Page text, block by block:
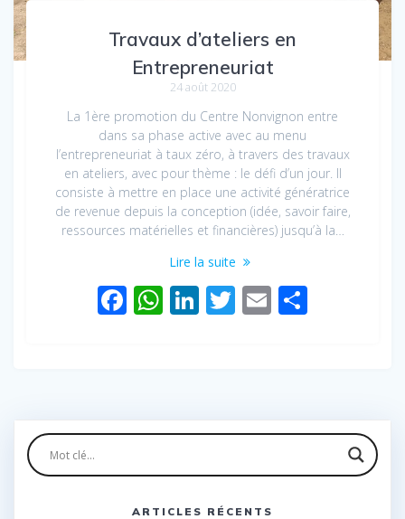
Travaux d’ateliers en
Entrepreneuriat
24 août 2020
La 1ère promotion du Centre Nonvignon entre
dans sa phase active avec au menu
l’entrepreneuriat à taux zéro, à travers des travaux
en ateliers, avec pour thème : le défi d’un jour. Il
consiste à mettre en place une activité génératrice
de revenue depuis la conception (idée, savoir faire,
ressources matérielles et financières) jusqu’à la…
Lire la suite
Facebook
WhatsApp
LinkedIn
Twitter
Email
ARTICLES RÉCENTS